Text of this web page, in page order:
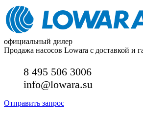
официальный дилер
Продажа насосов Lowara с доставкой и
8 495 506 3006
info@lowara.su
Отправить запрос